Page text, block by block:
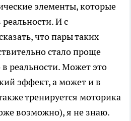
элементы, которые
И с
что пары таких
стало проще
реальности. Может это
эффект, а может и в
тренируется моторика
возможно), я не знаю.